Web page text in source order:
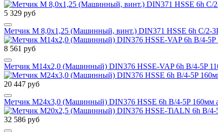
5 329 руб
Метчик М 8,0х1,25 (Машинный, винт.) DIN371 HSSE 6h C/2-
8 561 руб
Метчик М14х2,0 (Машинный) DIN376 HSSE-VAP 6h B/4-5P
20 447 руб
Метчик М24х3,0 (Машинный) DIN376 HSSE 6h B/4-5P 160мм
32 586 руб